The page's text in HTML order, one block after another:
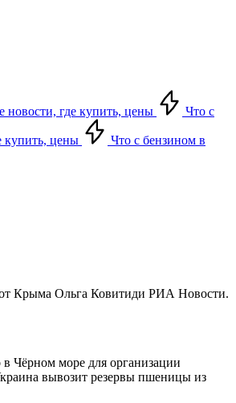
новости, где купить, цены Что с
купить, цены
Что с бензином в
от Крыма Ольга Ковитиди РИА Новости.
Чёрном море для организации
вывозит резервы пшеницы из